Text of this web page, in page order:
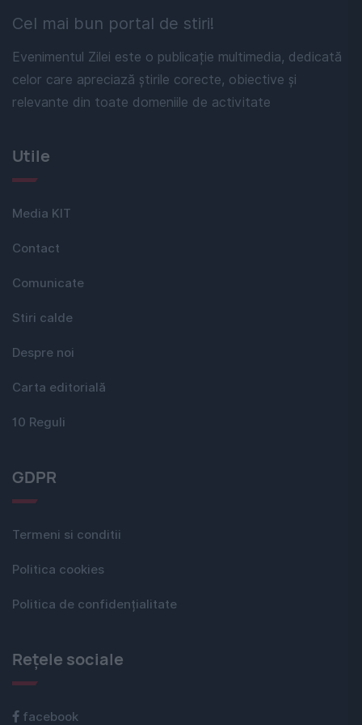
Cel mai bun portal de stiri!
Evenimentul Zilei este o publicație multimedia, dedicată
celor care apreciază știrile corecte, obiective și
relevante din toate domeniile de activitate
Utile
Media KIT
Contact
Comunicate
Stiri calde
Despre noi
Carta editorială
10 Reguli
GDPR
Termeni si conditii
Politica cookies
Politica de confidențialitate
Rețele sociale
facebook